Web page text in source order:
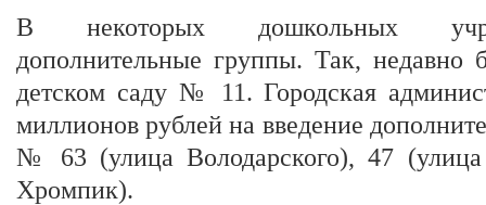
В некоторых дошкольных
дополнительные группы. Так,
детском саду № 11. Городская
миллионов рублей на введение
№ 63 (улица Володарского), 47
Хромпик).